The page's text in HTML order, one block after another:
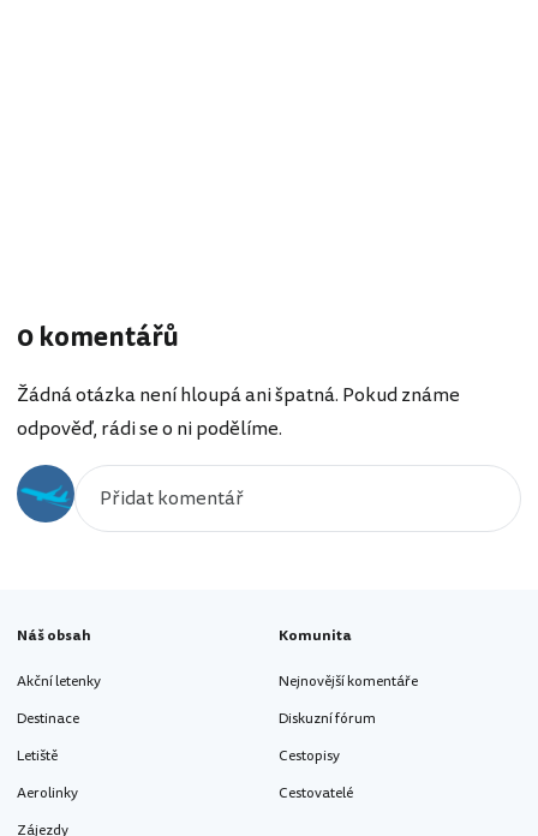
0 komentářů
Žádná otázka není hloupá ani špatná. Pokud známe
odpověď, rádi se o ni podělíme.
Náš obsah
Akční letenky
Destinace
Letiště
Aerolinky
Zájezdy
Komunita
Nejnovější komentáře
Diskuzní fórum
Cestopisy
Cestovatelé